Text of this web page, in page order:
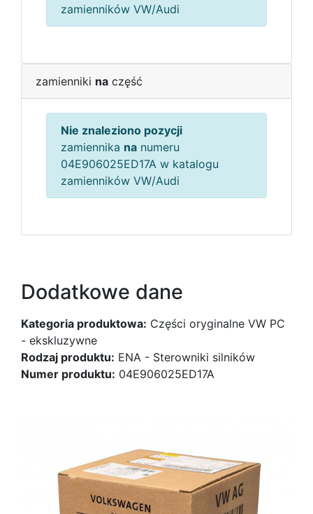
zamienników VW/Audi
zamienniki na część
Nie znaleziono pozycji
zamiennika na numeru
04E906025ED17A w katalogu
zamienników VW/Audi
Dodatkowe dane
Kategoria produktowa: Części oryginalne VW PC
- ekskluzywne
Rodzaj produktu: ENA - Sterowniki silników
Numer produktu: 04E906025ED17A